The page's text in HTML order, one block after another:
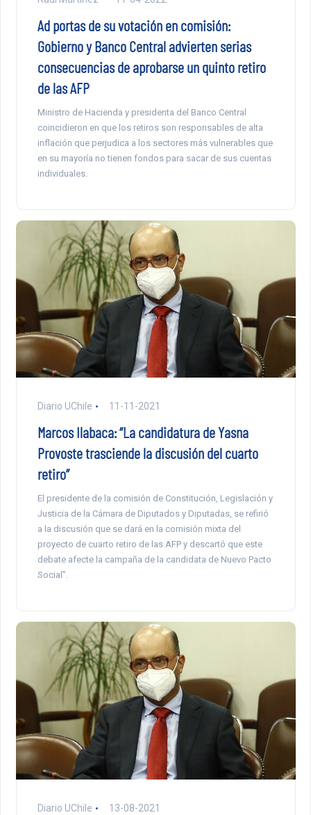
Ad portas de su votación en comisión:
Gobierno y Banco Central advierten serias
consecuencias de aprobarse un quinto retiro
de las AFP
Ministro de Hacienda y presidenta del Banco Central
coincidieron en que los retiros son responsables de alta
inflación que perjudica a los sectores más vulnerables que
en su mayoría no tienen fondos para sacar de sus cuentas
individuales.
Diario UChile 11-11-2021
Marcos Ilabaca: “La candidatura de Yasna
Provoste trasciende la discusión del cuarto
retiro”
El presidente de la comisión de Constitución, Legislación y
Justicia de la Cámara de Diputados y Diputadas, se refirió
a la discusión que se dará en la comisión mixta del
proyecto de cuarto retiro de las AFP y descartó que este
debate afecte la campaña de la candidata de Nuevo Pacto
Social”.
Diario UChile 13-08-2021